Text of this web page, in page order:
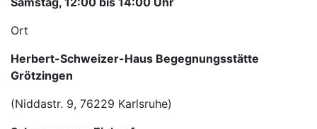
Ort
Herbert-Schweizer-Haus Begegnungsstätte
Grötzingen
(Niddastr. 9, 76229 Karlsruhe)